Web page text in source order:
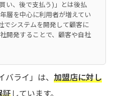
い、後で支払う)」とは後払
層を中心に利用者が増えてい
でシステムを開発して顧客に
開発することで、顧客や自社
ライ」は、 加盟店に対し
証しています。